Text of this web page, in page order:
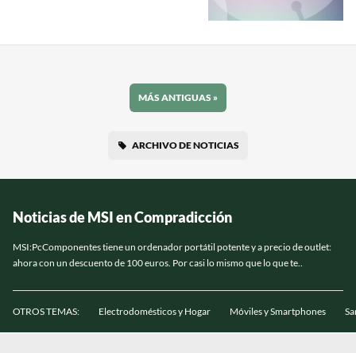
MÁS ANTIGUAS »
ARCHIVO DE NOTICIAS
Noticias de MSI en Compradicción
MSI:PcComponentes tiene un ordenador portátil potente y a precio de outlet:
ahora con un descuento de 100 euros. Por casi lo mismo que lo que te..
OTROS TEMAS: Electrodomésticos y Hogar Móviles y Smartphones